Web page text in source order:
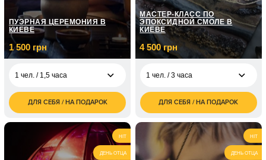
ПУЭРНАЯ ЦЕРЕМОНИЯ В
КИЕВЕ
1 500 грн
1 чел. / 1,5 часа
1 500
грн
2 чел. / 1,5 часа
3 000
грн
ДЛЯ СЕБЯ / НА ПОДАРОК
МАСТЕР-КЛАСС ПО
ЭПОКСИДНОЙ СМОЛЕ В
КИЕВЕ
4 500 грн
1 чел. / 3 часа
4 500
грн
2 чел. / 3 часа
9 000
грн
ДЛЯ СЕБЯ / НА ПОДАРОК
HIT
ДЕНЬ ОТЦА
HIT
ДЕНЬ ОТЦА